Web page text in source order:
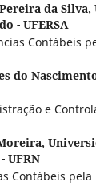
da Silva,
- UFERSA
Contábeis
do
e
UFRN
Contábeis pela